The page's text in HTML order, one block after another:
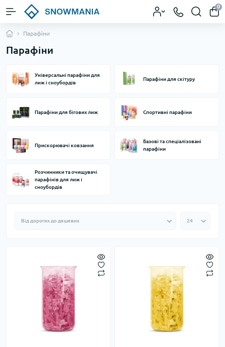
0
Парафіни
Парафіни
Універсальні парафіни для
лиж і сноубордів
Парафіни для скітуру
Парафіни для бігових лиж Спортивні парафіни
Прискорювачі ковзання
Базові та спеціалізовані
парафіни
Розчинники та очищувачі
парафінів для лиж і
сноубордів